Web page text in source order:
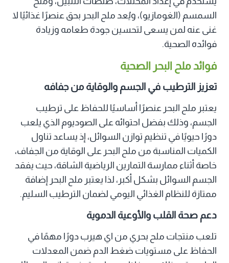
السمسم (الغومازيو)، ويُعد ملح البحر بحق عنصرًا غذائيًا لا
غنى عنه لمن يسعى لتحسين جودة طعامه وزيادة
فوائده الصحية.
فوائد ملح البحر الصحية
تعزيز الترطيب في الجسم والوقاية من جفافه
يعتبر ملح البحر عنصرًا أساسيًا للحفاظ على ترطيب
الجسم، وذلك بفضل احتوائه على الصوديوم الذي يلعب
دورًا حيويًا في تنظيم توازن السوائل، إذ يساعد تناول
الكميات المناسبة من ملح البحر على الوقاية من الجفاف،
خاصة أثناء ممارسة التمارين الرياضية الشاقة، حيث يفقد
الجسم السوائل بشكل أكبر، لذا يعتبر ملح البحر إضافة
ممتازة للنظام الغذائي اليومي لضمان الترطيب السليم.
دعم صحة القلب والأوعية الدموية
تلعب منتجات ملح بحري من اي هيرب دورًا مهمًا في
الحفاظ على مستويات ضغط الدم ضمن المعدلات